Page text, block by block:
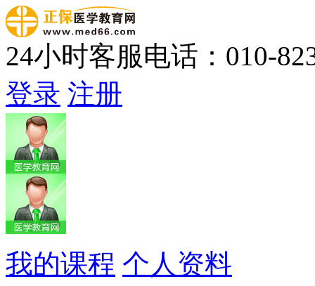
24小时客服电话：010-
登录 注册
我的课程 个人资料